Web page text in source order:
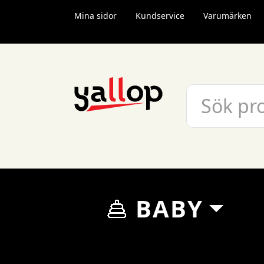
Mina sidor Kundservice Varumärken
BABY